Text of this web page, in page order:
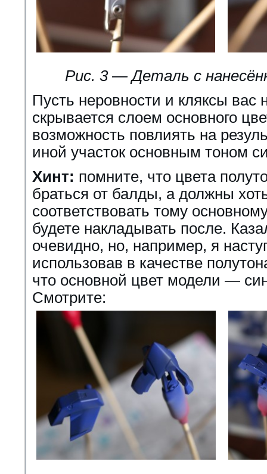
Рис. 3 — Деталь с
Пусть неровности и кляксы вас
скрывается слоем основного
возможность повлиять на
иной участок основным тоном
Хинт: помните, что цвета
браться от балды, а должны
соответствовать тому
будете накладывать после.
очевидно, но, например, я
использовав в качестве
что основной цвет модели —
Смотрите: